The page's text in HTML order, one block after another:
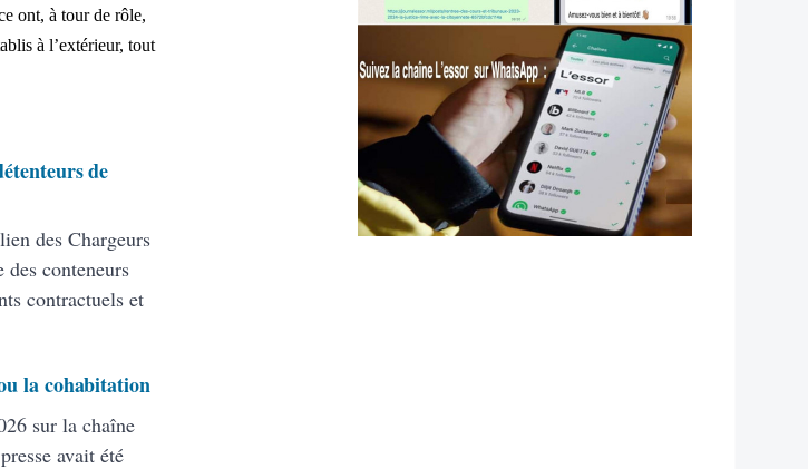
ont, à tour de rôle,
à l’extérieur, tout
de
des Chargeurs
conteneurs
contractuels et
la cohabitation
sur la chaîne
avait été